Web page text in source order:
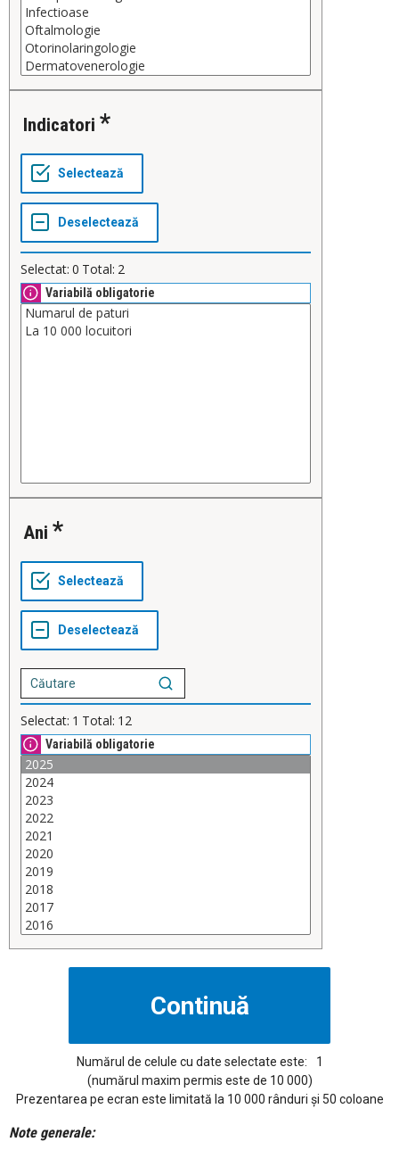
Indicatori
Selectat: 0 Total: 2
Variabilă obligatorie
Ani
Selectat: 1 Total: 12
Variabilă obligatorie
Numărul de celule cu date selectate este:
1
(numărul maxim permis este de 10 000)
Prezentarea pe ecran este limitată la 10 000 rânduri și 50 coloane
Note generale: